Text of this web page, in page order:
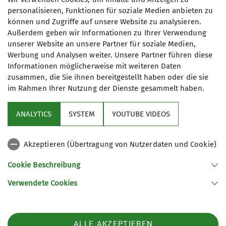
6
wichtige Infos
Partner
83317 Teisendorf
personalisieren, Funktionen für soziale Medien anbieten zu
können und Zugriffe auf unsere Website zu analysieren.
Außerdem geben wir Informationen zu Ihrer Verwendung
unserer Website an unsere Partner für soziale Medien,
Werbung und Analysen weiter. Unsere Partner führen diese
Informationen möglicherweise mit weiteren Daten
zusammen, die Sie ihnen bereitgestellt haben oder die sie
im Rahmen Ihrer Nutzung der Dienste gesammelt haben.
ANALYTICS SYSTEM YOUTUBE VIDEOS
Akzeptieren (Übertragung von Nutzerdaten und Cookie)
Cookie Beschreibung
Verwendete Cookies
ALLE AKZEPTIEREN